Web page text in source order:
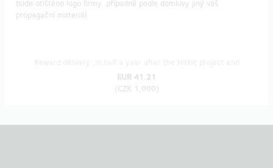
bude otištěno logo firmy, případně podle domluvy jiný váš
propagační materiál.
EUR 41.21
(CZK 1,000)